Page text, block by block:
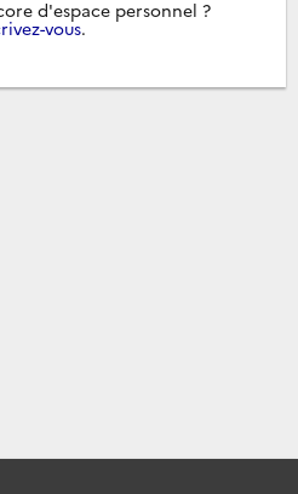
d'espace personnel ?
vous.